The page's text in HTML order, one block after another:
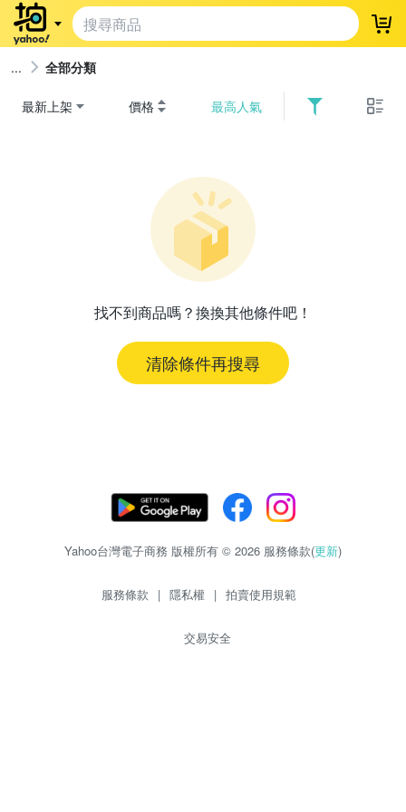
登
全部分類
最新上架 價格 最高人氣
找不到商品嗎？換換其他條件吧！
清除條件再搜尋
Yahoo台灣電子商務 版權所有 © 2026 服務條款(更新)
服務條款 | 隱私權 | 拍賣使用規範
交易安全